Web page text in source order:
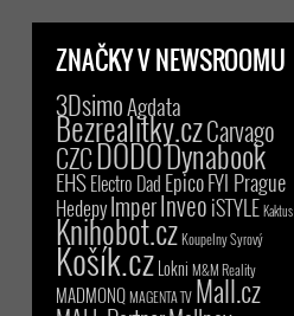
ZNAČKY V NEWSROOMU
3DsimoAgdata
Bezrealitky.czCarvago
CZCDODODynabook
EHSElectro Dad EpicoFYI Prague
HedepyImperInveoiSTYLE Kaktus
Knihobot.czKoupelny Syrový
Košík.czLokni M&M Reality
MADMONQMAGENTA TV Mall.cz